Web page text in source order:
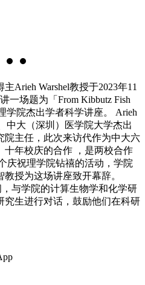
Arieh Warshel教授于2023年11
一场题为「From Kibbutz Fish
学院杰出学者科学讲座。 Arieh
中大（深圳）医学院大学杰出
院主任，此次来访代作为中大六
十年校庆的合作 ，是两校合作
庆祝理学院钻禧的活动，学院
授为这场讲座致开幕辞。
，与学院的计算生物学和化学研
究生进行对话，鼓励他们在科研